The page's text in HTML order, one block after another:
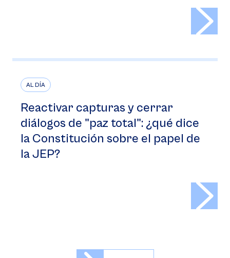
AL DÍA
Reactivar capturas y cerrar
diálogos de "paz total": ¿qué dice
la Constitución sobre el papel de
la JEP?